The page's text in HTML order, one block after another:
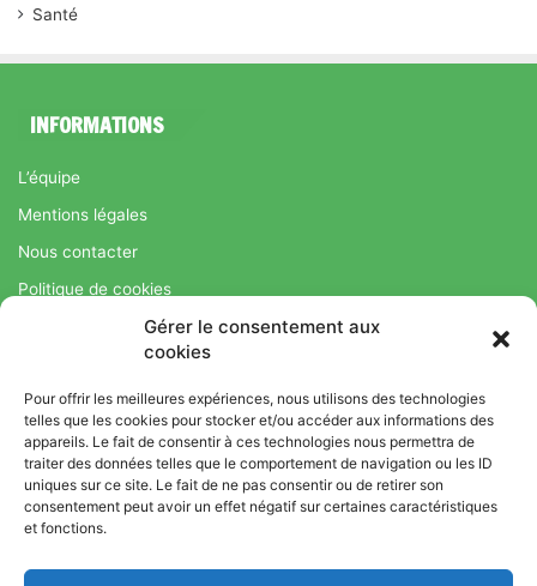
Gérer le consentement aux
cookies
Pour offrir les meilleures expériences, nous utilisons des technologies
telles que les cookies pour stocker et/ou accéder aux informations des
appareils. Le fait de consentir à ces technologies nous permettra de
traiter des données telles que le comportement de navigation ou les ID
uniques sur ce site. Le fait de ne pas consentir ou de retirer son
consentement peut avoir un effet négatif sur certaines caractéristiques
et fonctions.
Santé
INFORMATIONS
L’équipe
Mentions légales
Nous contacter
Politique de cookies
Régime Savoir Maigrir.fr : La méthode Jean-Michel Cohen pour
une perte de poids durable
© Copyright 2026, Tous droits réservés |Bromance
Bien-Être : Yoga, Bien-être, Nutrition et Sport
L’équipe